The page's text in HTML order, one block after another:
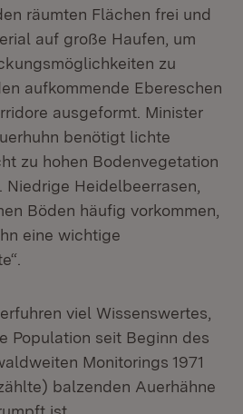
räumten Flächen frei und
auf große Haufen, um
zu
aufkommende Ebereschen
ausgeformt. Minister
benötigt lichte
zu hohen Bodenvegetation
Niedrige Heidelbeerrasen,
Böden häufig vorkommen,
eine wichtige
viel Wissenswertes,
Population seit Beginn des
Monitorings 1971
balzenden Auerhähne